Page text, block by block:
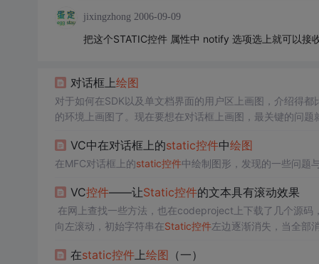
jixingzhong 2006-09-09
把这个STATIC控件 属性中 notify 选项选上就可以接
对话框上绘图
对于如何在SDK以及单文档界面的用户区上画图，介绍得
的环境上画图了。现在要想在对话框上画图，最关键的问题
VC中在对话框上的static控件中绘图
在MFC对话框上的static控件中绘制图形，发现的一些问题
VC控件——让Static控件的文本具有滚动效果
在网上查找一些方法，也在codeproject上下载了几个源码
向左滚动，初始字符串在Static控件左边逐渐消失，当全部
在static控件上绘图 （一）